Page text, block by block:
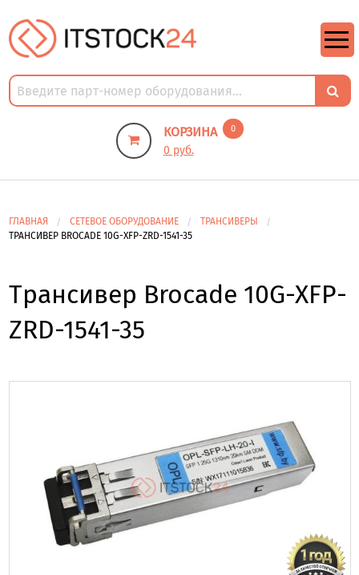
КОРЗИНА 0
0 руб.
ГЛАВНАЯ СЕТЕВОЕ ОБОРУДОВАНИЕ
ТРАНСИВЕРЫ
ТРАНСИВЕР BROCADE 10G-XFP-ZRD-1541-35
Трансивер Brocade 10G-XFP-
ZRD-1541-35